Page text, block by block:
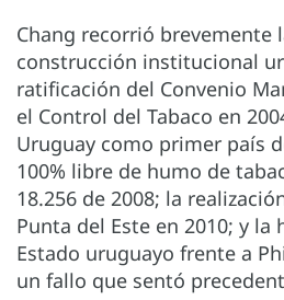
Chang recorrió brevemente
construcción institucional
ratificación del Convenio
el Control del Tabaco en
Uruguay como primer país
100% libre de humo de
18.256 de 2008; la
Punta del Este en 2010; y
Estado uruguayo frente a
un fallo que sentó